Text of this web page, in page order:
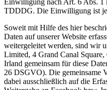
Einwilligung nach Art. 6 Abs. 1
TDDDG. Die Einwilligung ist
Soweit mit Hilfe des hier
Daten auf unserer Website
weitergeleitet werden, sind wir
Limited, 4 Grand Canal
Irland gemeinsam für diese
26 DSGVO). Die gemeinsame
dabei ausschließlich auf die